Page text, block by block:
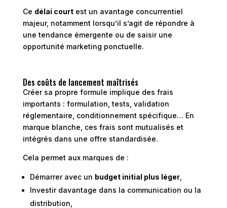
Ce délai courtest un avantage concurrentiel
majeur, notamment lorsqu’il s’agit de répondre à
une tendance émergente ou de saisir une
opportunité marketing ponctuelle.
Des coûts de lancement maîtrisés
Créer sa propre formule implique des frais
importants : formulation, tests, validation
réglementaire, conditionnement spécifique… En
marque blanche, ces frais sont mutualisés et
intégrés dans une offre standardisée.
Cela permet aux marques de :
Démarrer avec un budget initial plus léger,
Investir davantage dans la communication ou la
distribution,